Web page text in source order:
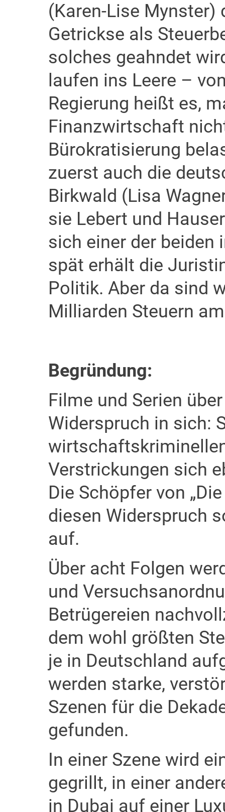
(Karen-Lise
Getrickse als
solches geahndet
laufen ins Leere –
Regierung heißt es,
Finanzwirtschaft
Bürokratisierung
zuerst auch die
Birkwald (Lisa
sie Lebert und
sich einer der beiden
spät erhält die
Politik. Aber da sind
Milliarden Steuern
Begründung:
Filme und Serien
Widerspruch in sich:
Verstrickungen sich
Die Schöpfer von
diesen Widerspruch
auf.
Über acht Folgen
und
Betrügereien
dem wohl größten
je in Deutschland
werden starke,
Szenen für die
gefunden.
In einer Szene wird
gegrillt, in einer
in Dubai auf einer